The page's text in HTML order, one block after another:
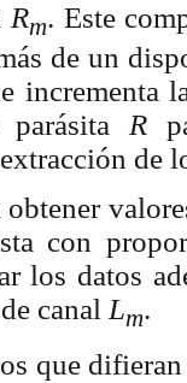
Rm. Este
de un
incrementa
R
de
con
los datos
canal Lm.
que